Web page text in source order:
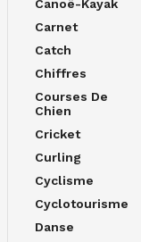
Canoë-Kayak
Carnet
Catch
Chiffres
Courses De
Chien
Cricket
Curling
Cyclisme
Cyclotourisme
Danse